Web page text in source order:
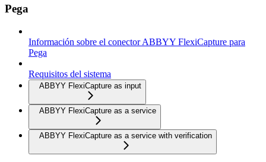
Pega
Información sobre el conector ABBYY FlexiCapture para
Pega
Requisitos del sistema
ABBYY FlexiCapture as input
ABBYY FlexiCapture as a service
ABBYY FlexiCapture as a service with verification